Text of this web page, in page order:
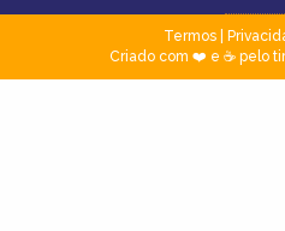
Termos|
Criado com ❤️ e ☕ pelo